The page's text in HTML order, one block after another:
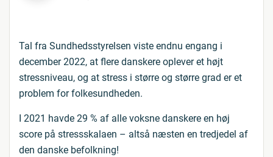
Tal fra Sundhedsstyrelsen viste endnu engang i
december 2022, at flere danskere oplever et højt
stressniveau, og at stress i større og større grad er et
problem for folkesundheden.
I 2021 havde 29 % af alle voksne danskere en høj
score på stressskalaen – altså næsten en tredjedel af
den danske befolkning!